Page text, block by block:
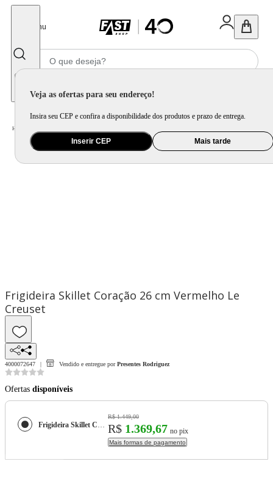
Menu
Veja as ofertas para seu endereço!
Insira seu CEP e confira a disponibilidade dos produtos e prazo de entrega.
Inserir CEP Mais tarde
Home
Frigideira Skillet Coração 26 cm Vermelho Le
Creuset
4000072647 Vendido e entregue por Presentes Rodriguez
Ofertas disponíveis
Frigideira Skillet Coração 26 cm Vermelho Le Creuset
R$ 1.449,00
R$ 1.369,67 no pix
Mais formas de pagamento